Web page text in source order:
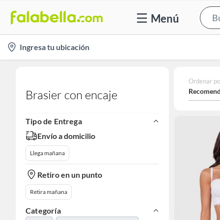
Menú
location-
icon
Ingresa tu ubicación
Brasier con encaje
Tipo de Entrega
Envío a domicilio
Llega mañana
Retiro en un punto
Retira mañana
Categoría
Ordenar